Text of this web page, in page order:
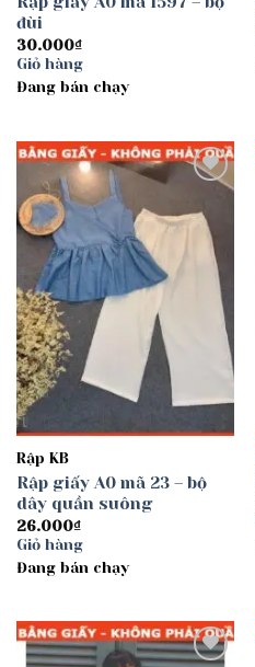
đùi
30.000₫
Giỏ hàng
Đang bán chạy
wishlist
Rập KB
Rập giấy A0 mã 23 – bộ
dây quần suông
26.000₫
Giỏ hàng
Đang bán chạy